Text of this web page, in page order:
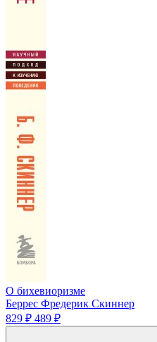
О бихевиоризме
Беррес Фредерик Скиннер
829 ₽ 489 ₽